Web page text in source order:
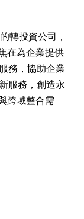
轉投資公司，
在為企業提供
務，協助企業
服務，創造永
跨域整合需